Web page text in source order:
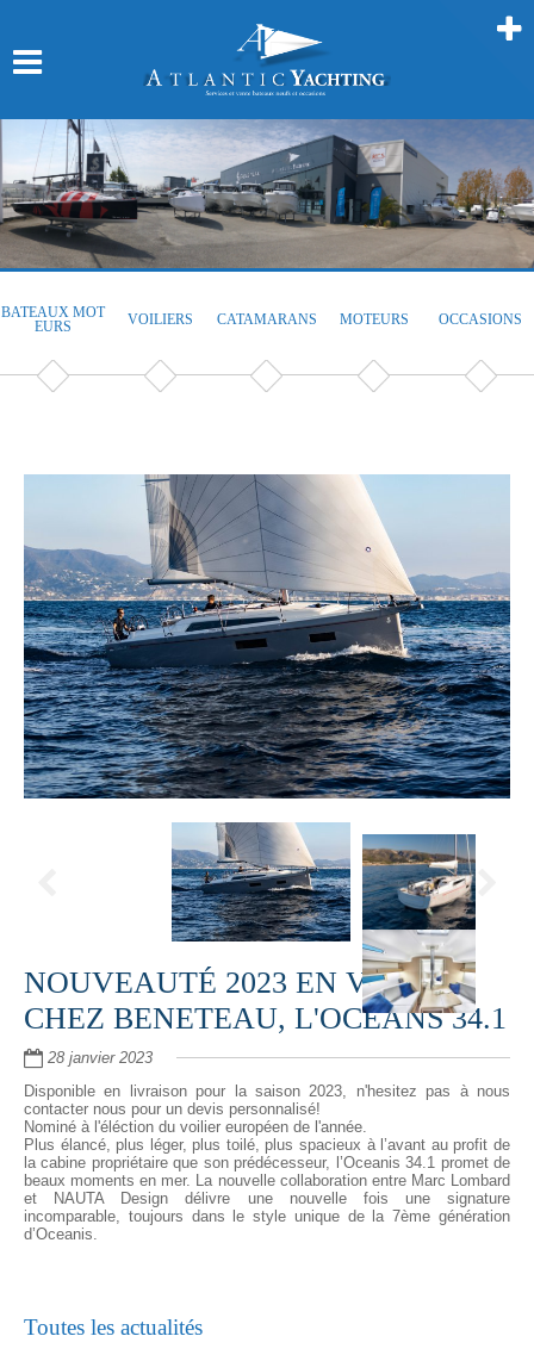
BATEAUX MOT
EURS
VOILIERS CATAMARANS MOTEURS OCCASIONS
NOUVEAUTÉ 2023 EN VOILE
CHEZ BENETEAU, L'OCÉANS 34.1
28 janvier 2023
Disponible en livraison pour la saison 2023, n'hesitez pas à nous
contacter nous pour un devis personnalisé!
Nominé à l'éléction du voilier européen de l'année.
Plus élancé, plus léger, plus toilé, plus spacieux à l’avant au profit de
la cabine propriétaire que son prédécesseur, l’Oceanis 34.1 promet de
beaux moments en mer. La nouvelle collaboration entre Marc Lombard
et NAUTA Design délivre une nouvelle fois une signature
incomparable, toujours dans le style unique de la 7ème génération
d’Oceanis.
Toutes les actualités